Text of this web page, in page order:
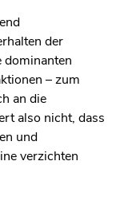
auf einen
der
dominanten
– zum
an die
also nicht, dass
und
verzichten